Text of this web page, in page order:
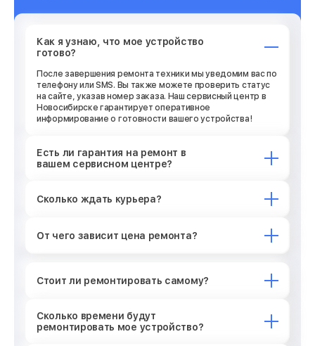
Как я узнаю, что мое устройство
готово?
После завершения ремонта техники мы уведомим вас по
телефону или SMS. Вы также можете проверить статус
на сайте, указав номер заказа. Наш сервисный центр в
Новосибирске гарантирует оперативное
информирование о готовности вашего устройства!
Есть ли гарантия на ремонт в
вашем сервисном центре?
Сколько ждать курьера?
От чего зависит цена ремонта?
Стоит ли ремонтировать самому?
Сколько времени будут
ремонтировать мое устройство?